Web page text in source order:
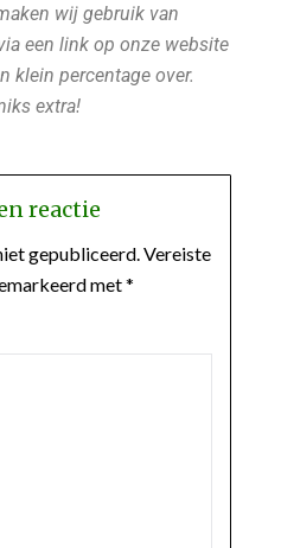
wij gebruik van
een link op onze website
klein percentage over.
extra!
reactie
gepubliceerd.Vereiste
met*